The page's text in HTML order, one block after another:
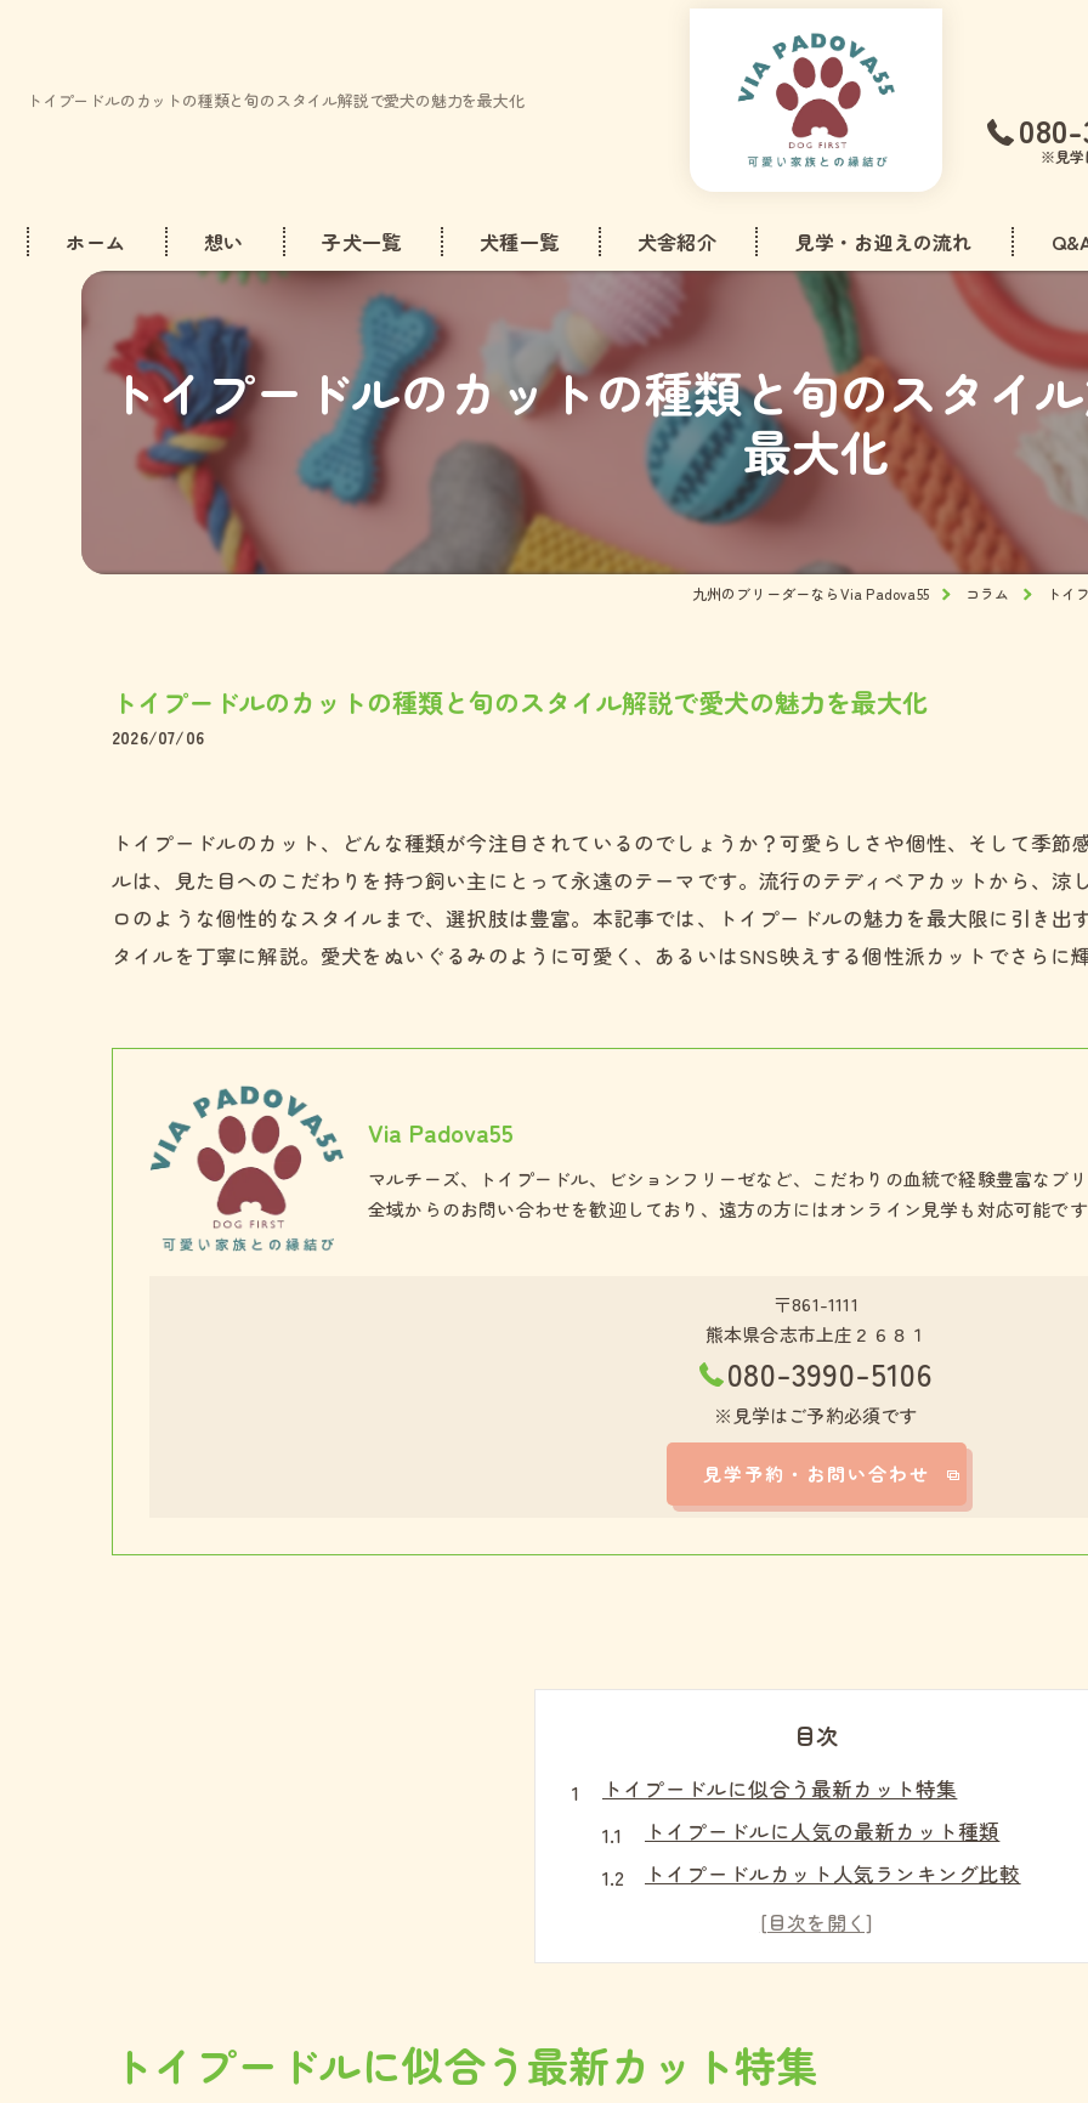
トイプードルのカットの種類と旬のスタイル解説で愛犬の魅力を最大化
※見学
ホーム 想い 子犬一覧 犬種一覧
トイプードル
ミニチュアダックスフンド
ペキニーズ
犬舎紹介 見学・お迎えの流れ
トイプードルのカットの種類と旬のスタイ
最大化
九州のブリーダーならVia Padova55 コラム トイ
トイプードルのカットの種類と旬のスタイル解説で愛犬の魅力を最大化
2026/07/06
トイプードルのカット、どんな種類が今注目されているのでしょうか？可愛らしさや個性、そして季
ルは、見た目へのこだわりを持つ飼い主にとって永遠のテーマです。流行のテディベアカットから、
ロのような個性的なスタイルまで、選択肢は豊富。本記事では、トイプードルの魅力を最大限に引き
タイルを丁寧に解説。愛犬をぬいぐるみのように可愛く、あるいはSNS映えする個性派カットでさらに
Via Padova55
マルチーズ、トイプードル、ビションフリーゼなど、こだわりの血統で経験豊富なブ
全域からのお問い合わせを歓迎しており、遠方の方にはオンライン見学も対応可能で
〒861-1111
熊本県合志市上庄２６８１
080-3990-5106
※見学はご予約必須です
見学予約・お問い合わせ
目次
トイプードルに似合う最新カット特集
トイプードルに人気の最新カット種類
トイプードルカット人気ランキング比較
注目のテディベアカットの選び方解説
トイプードルサマーカットの魅力とは
個性際立つトイプードルの注目ヘア集
トイプードルの変わったカット最新事情
トイプードルに似合う最新カット特集